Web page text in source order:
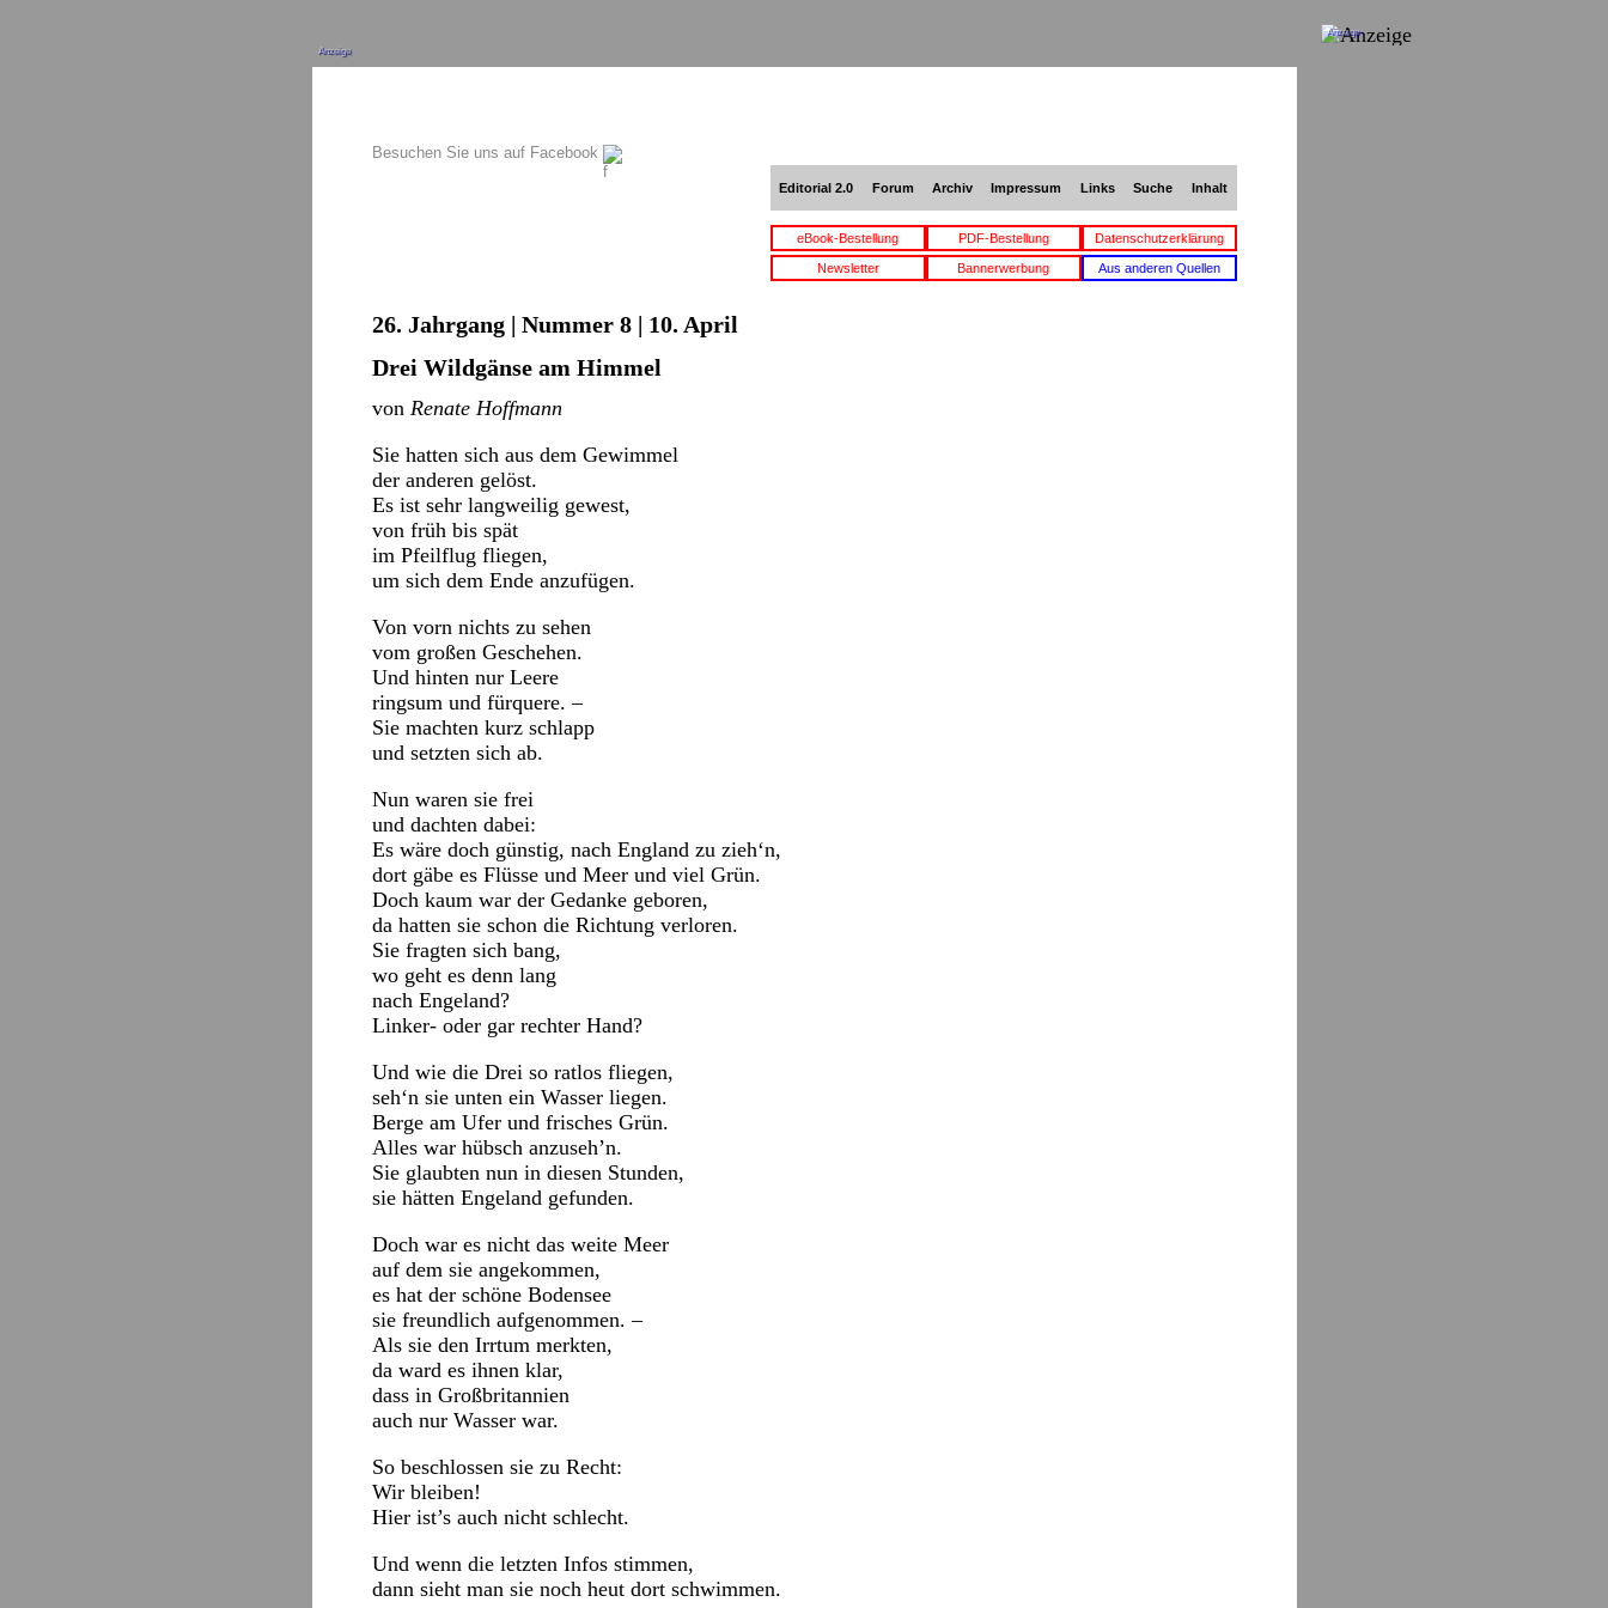
Anzeige
Besuchen Sie uns auf Facebook
Editorial 2.0 Forum Archiv Impressum Links Suche Inhalt
eBook-Bestellung PDF-Bestellung Datenschutzerklärung
Newsletter Bannerwerbung Aus anderen Quellen
26. Jahrgang | Nummer 8 | 10. April
Drei Wildgänse am Himmel
von Renate Hoffmann
Sie hatten sich aus dem Gewimmel
der anderen gelöst.
Es ist sehr langweilig gewest,
von früh bis spät
im Pfeilflug fliegen,
um sich dem Ende anzufügen.
Von vorn nichts zu sehen
vom großen Geschehen.
Und hinten nur Leere
ringsum und fürquere. –
Sie machten kurz schlapp
und setzten sich ab.
Nun waren sie frei
und dachten dabei:
Es wäre doch günstig, nach England zu zieh‘n,
dort gäbe es Flüsse und Meer und viel Grün.
Doch kaum war der Gedanke geboren,
da hatten sie schon die Richtung verloren.
Sie fragten sich bang,
wo geht es denn lang
nach Engeland?
Linker- oder gar rechter Hand?
Und wie die Drei so ratlos fliegen,
seh‘n sie unten ein Wasser liegen.
Berge am Ufer und frisches Grün.
Alles war hübsch anzuseh’n.
Sie glaubten nun in diesen Stunden,
sie hätten Engeland gefunden.
Doch war es nicht das weite Meer
auf dem sie angekommen,
es hat der schöne Bodensee
sie freundlich aufgenommen. –
Als sie den Irrtum merkten,
da ward es ihnen klar,
dass in Großbritannien
auch nur Wasser war.
So beschlossen sie zu Recht:
Wir bleiben!
Hier ist’s auch nicht schlecht.
Und wenn die letzten Infos stimmen,
dann sieht man sie noch heut dort schwimmen.
Anzeige